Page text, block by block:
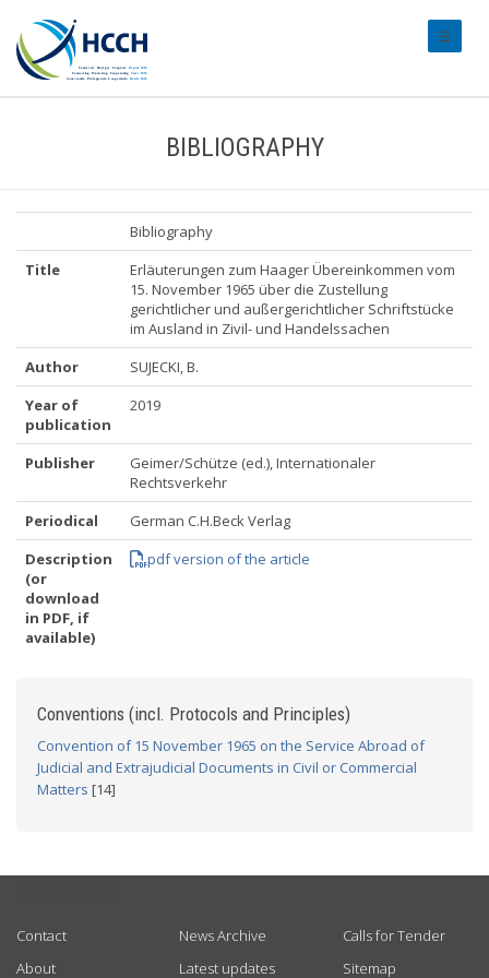
BIBLIOGRAPHY
Bibliography
Title
Erläuterungen zum Haager Übereinkommen vom
15. November 1965 über die Zustellung
gerichtlicher und außergerichtlicher Schriftstücke
im Ausland in Zivil- und Handelssachen
Author
SUJECKI, B.
Year of
publication
2019
Publisher
Geimer/Schütze (ed.), Internationaler
Rechtsverkehr
Periodical
German C.H.Beck Verlag
Description
(or
download
in PDF, if
available)
pdf version of the article
Conventions (incl. Protocols and Principles)
Convention of 15 November 1965 on the Service Abroad of
Judicial and Extrajudicial Documents in Civil or Commercial
Matters [14]
Contact
About
News Archive
Latest updates
Calls for Tender
Sitemap